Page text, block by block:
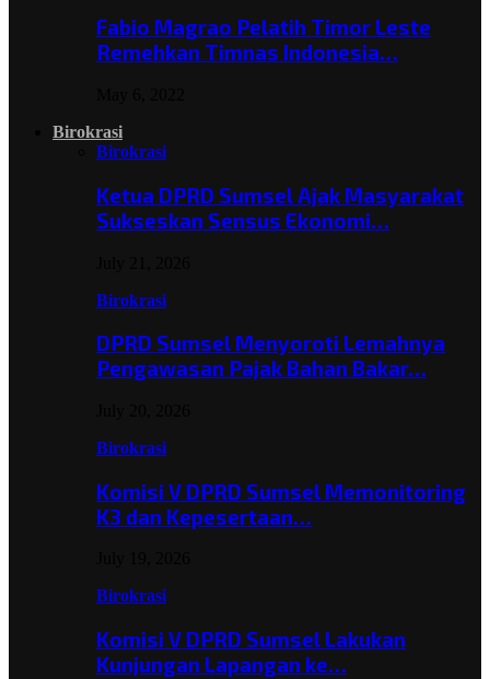
Fabio Magrao Pelatih Timor Leste
Remehkan Timnas Indonesia…
Birokrasi
Birokrasi
Ketua DPRD Sumsel Ajak Masyarakat
Sukseskan Sensus Ekonomi…
Birokrasi
DPRD Sumsel Menyoroti Lemahnya
Pengawasan Pajak Bahan Bakar…
Birokrasi
Komisi V DPRD Sumsel Memonitoring
K3 dan Kepesertaan…
Birokrasi
Komisi V DPRD Sumsel Lakukan
Kunjungan Lapangan ke…